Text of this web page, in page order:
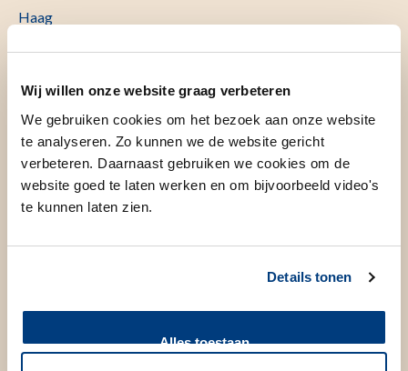
Wij willen onze website graag verbeteren
We gebruiken cookies om het bezoek aan onze website
te analyseren. Zo kunnen we de website gericht
verbeteren. Daarnaast gebruiken we cookies om de
website goed te laten werken en om bijvoorbeeld video's
te kunnen laten zien.
Details tonen
Alles toestaan
Haag
Perspectieven op wat acceptabele zorg is bij
dementie in de laatste levensfase
Focusgroeponderzoek Antwoorden en